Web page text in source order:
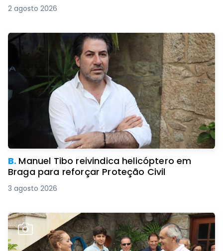
2 agosto 2026
B. Manuel Tibo reivindica helicóptero em
Braga para reforçar Proteção Civil
3 agosto 2026